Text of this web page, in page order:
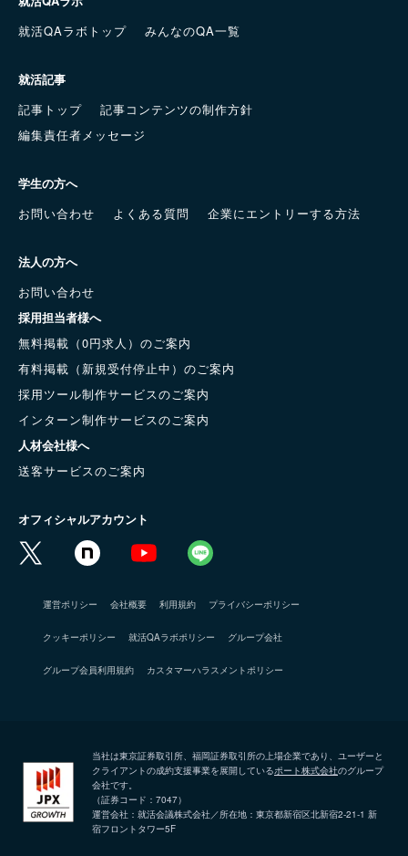
就活QAラボトップ
みんなのQA一覧
就活記事
記事トップ
記事コンテンツの制作方針
編集責任者メッセージ
学生の方へ
お問い合わせ
よくある質問 企業にエントリーする方法
法人の方へ
お問い合わせ
採用担当者様へ
無料掲載（0円求人）のご案内
有料掲載（新規受付停止中）のご案内
採用ツール制作サービスのご案内
インターン制作サービスのご案内
人材会社様へ
送客サービスのご案内
オフィシャルアカウント
運営ポリシー 会社概要 利用規約 プライバシーポリシー
クッキーポリシー 就活QAラボポリシー グループ会社
グループ会員利用規約 カスタマーハラスメントポリシー
当社は東京証券取引所、福岡証券取引所の上場企業であり、ユーザーと
クライアントの成約支援事業を展開しているポート株式会社のグループ
会社です。
（証券コード：7047）
運営会社：就活会議株式会社／所在地：東京都新宿区北新宿2-21-1 新
宿フロントタワー5F